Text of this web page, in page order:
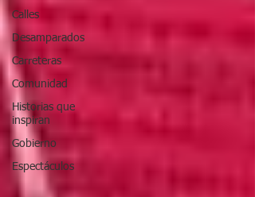
Calles
Desamparados
Carreteras
Comunidad
Historias que
inspiran
Gobierno
Espectáculos